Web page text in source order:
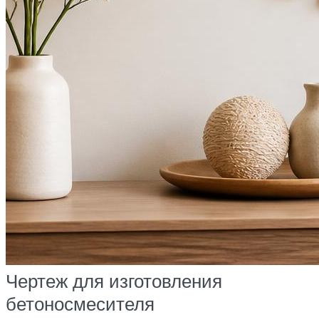
Чертеж для изготовления
бетоносмесителя